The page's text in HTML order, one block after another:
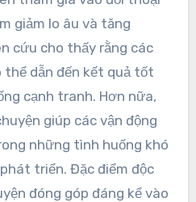
giảm lo âu và tăng
cứu cho thấy rằng các
dẫn đến kết quả tốt
cạnh tranh. Hơn nữa,
giúp các vận động
những tình huống khó
triển. Đặc điểm độc
đóng góp đáng kể vào